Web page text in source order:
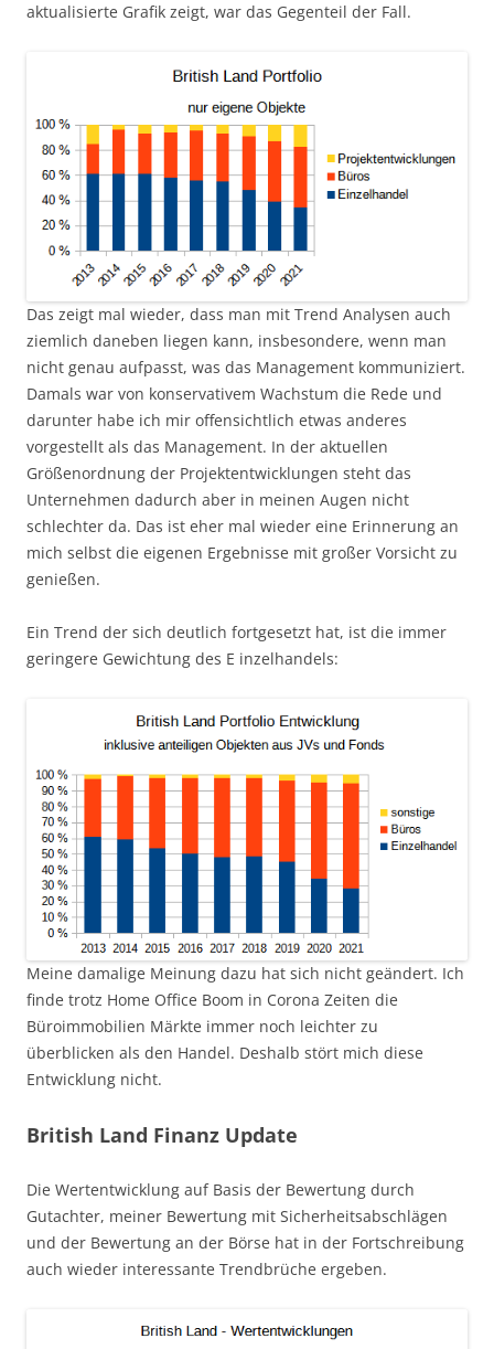
aktualisierte Grafik zeigt, war das Gegenteil der Fall.
Das zeigt mal wieder, dass man mit Trend Analysen auch
ziemlich daneben liegen kann, insbesondere, wenn man
nicht genau aufpasst, was das Management kommuniziert.
Damals war von konservativem Wachstum die Rede und
darunter habe ich mir offensichtlich etwas anderes
vorgestellt als das Management. In der aktuellen
Größenordnung der Projektentwicklungen steht das
Unternehmen dadurch aber in meinen Augen nicht
schlechter da. Das ist eher mal wieder eine Erinnerung an
mich selbst die eigenen Ergebnisse mit großer Vorsicht zu
genießen.
Ein Trend der sich deutlich fortgesetzt hat, ist die immer
geringere Gewichtung des E inzelhandels:
Meine damalige Meinung dazu hat sich nicht geändert. Ich
finde trotz Home Office Boom in Corona Zeiten die
Büroimmobilien Märkte immer noch leichter zu
überblicken als den Handel. Deshalb stört mich diese
Entwicklung nicht.
British Land Finanz Update
Die Wertentwicklung auf Basis der Bewertung durch
Gutachter, meiner Bewertung mit Sicherheitsabschlägen
und der Bewertung an der Börse hat in der Fortschreibung
auch wieder interessante Trendbrüche ergeben.